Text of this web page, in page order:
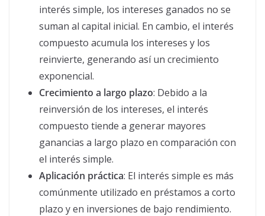
interés simple, los intereses ganados no se
suman al capital inicial. En cambio, el interés
compuesto acumula los intereses y los
reinvierte, generando así un crecimiento
exponencial.
Crecimiento a largo plazo: Debido a la
reinversión de los intereses, el interés
compuesto tiende a generar mayores
ganancias a largo plazo en comparación con
el interés simple.
Aplicación práctica: El interés simple es más
comúnmente utilizado en préstamos a corto
plazo y en inversiones de bajo rendimiento.